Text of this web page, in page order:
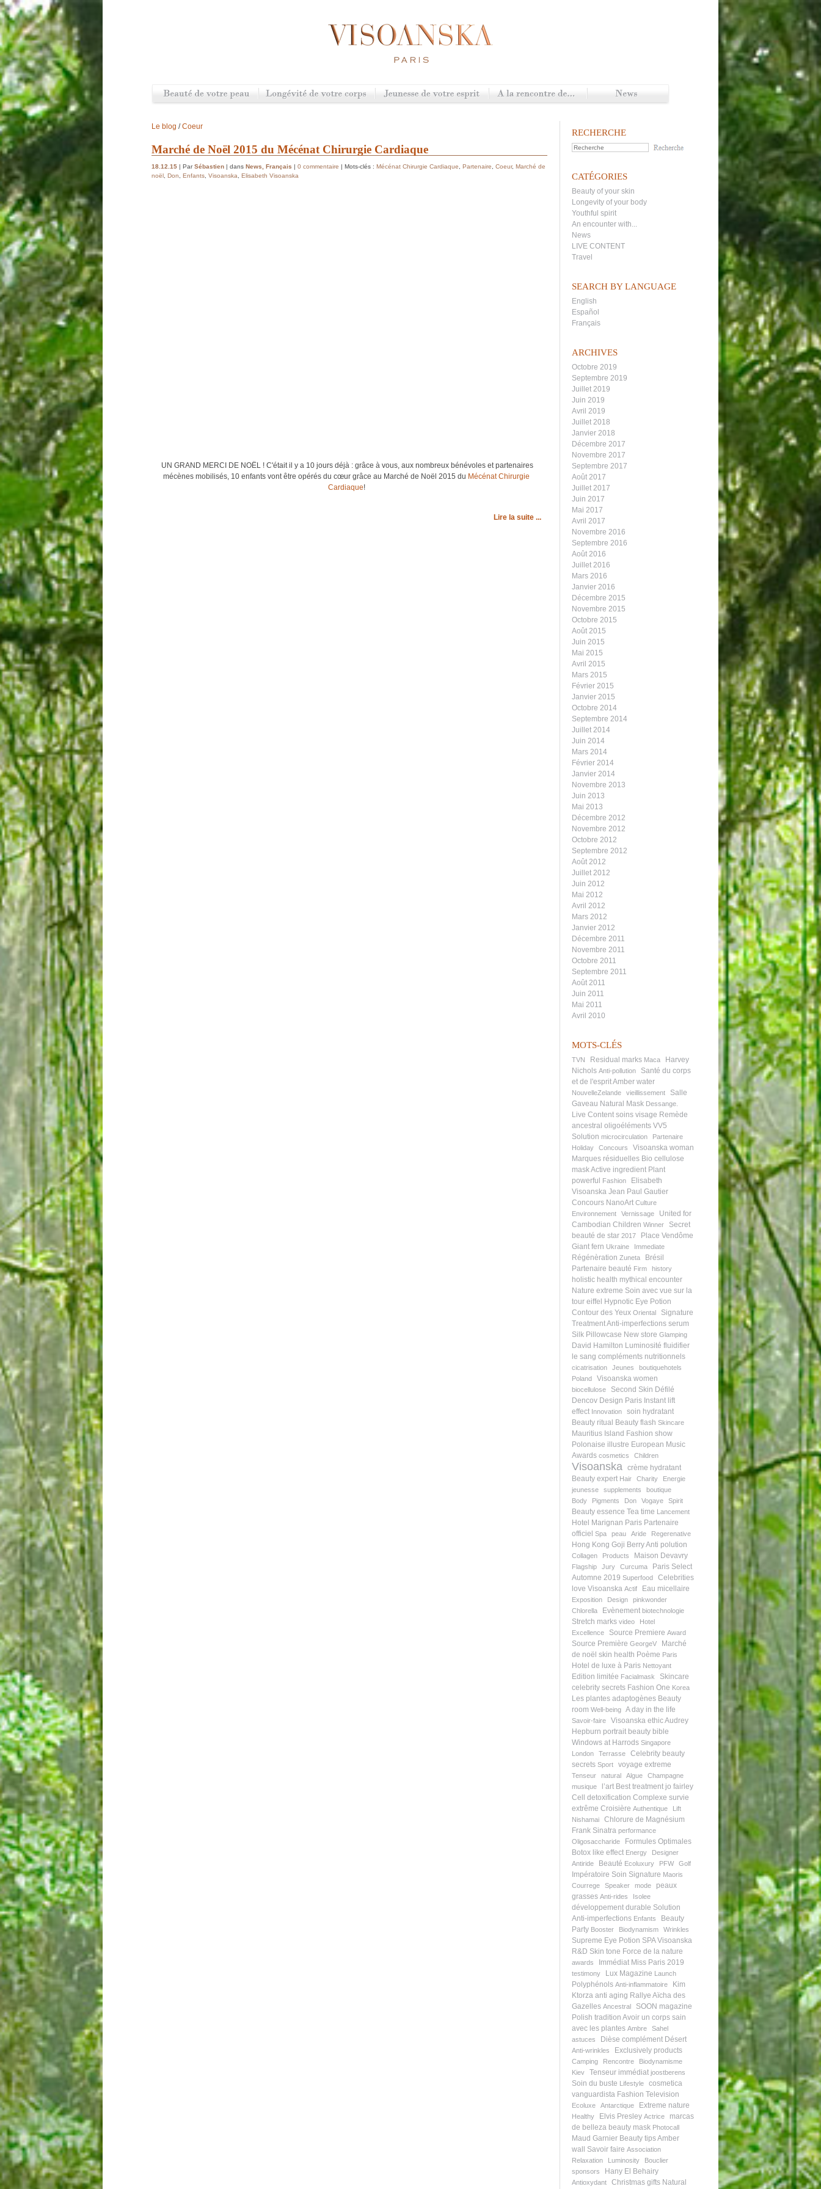
RECHERCHE
CATÉGORIES
Beauty of your skin
Longevity of your body
Youthful spirit
An encounter with...
News
LIVE CONTENT
Travel
SEARCH BY LANGUAGE
English
Español
Français
ARCHIVES
Octobre 2019
Septembre 2019
Juillet 2019
Juin 2019
Avril 2019
Juillet 2018
Janvier 2018
Décembre 2017
Novembre 2017
Septembre 2017
Août 2017
Juillet 2017
Juin 2017
Mai 2017
Avril 2017
Novembre 2016
Septembre 2016
Août 2016
Juillet 2016
Mars 2016
Janvier 2016
Décembre 2015
Novembre 2015
Octobre 2015
Août 2015
Juin 2015
Mai 2015
Avril 2015
Mars 2015
Février 2015
Janvier 2015
Octobre 2014
Septembre 2014
Juillet 2014
Juin 2014
Mars 2014
Février 2014
Janvier 2014
Novembre 2013
Juin 2013
Mai 2013
Décembre 2012
Novembre 2012
Octobre 2012
Septembre 2012
Août 2012
Juillet 2012
Juin 2012
Mai 2012
Avril 2012
Mars 2012
Janvier 2012
Décembre 2011
Novembre 2011
Octobre 2011
Septembre 2011
Août 2011
Juin 2011
Mai 2011
Avril 2010
MOTS-CLÉS
TVN Residual marks Maca
Harvey
Nichols Anti-pollution
Santé du corps
et de l'espritAmber water
NouvelleZelande vieillissement
Salle
Gaveau Natural Mask Dessange.
Live Content soins visage Remède
ancestral oligoéléments VV5
Solution microcirculation
Partenaire
Holiday
Concours
Visoanska woman
Marques résiduelles Bio cellulose
maskActive ingredient Plant
powerful
Fashion
Elisabeth
Visoanska Jean Paul Gautier
Concours NanoArt Culture
Environnement
Vernissage
United for
Cambodian Children Winner
Secret
beauté de star 2017
Place Vendôme
Giant fern Ukraine Immediate
Régénèration Zuneta
Brésil
Partenaire beauté Firm history
holistic health mythical encounter
Nature extreme Soin avec vue sur la
tour eiffel
Hypnotic Eye Potion
Contour des Yeux Oriental
Signature
TreatmentAnti-imperfections serum
Silk Pillowcase New store Glamping
David Hamilton Luminosité fluidifier
le sang compléments nutritionnels
cicatrisation Jeunes
boutiquehotels
Poland
Visoanska women
biocellulose Second Skin Défilé
Dencov Design Paris Instant lift
effect Innovation
soin hydratant
Beauty ritual Beauty flash Skincare
Mauritius Island Fashion show
Polonaise illustre European Music
Awards cosmetics Children
Visoanska crème hydratant
Beauty expert Hair Charity
Energie
jeunesse
supplements
boutique
Body
Pigments Don Vogaye Spirit
Beauty essence Tea time Lancement
Hotel Marignan Paris Partenaire
officiel Spa peau Aride Regerenative
Hong Kong Goji BerryAnti polution
Collagen Products Maison Devavry
Flagship Jury Curcuma
Paris Select
Automne 2019 Superfood
Celebrities
love Visoanska Actif Eau micellaire
Exposition Design
pinkwonder
Chlorella
Evènement biotechnologie
Stretch marks video
Hotel
Excellence
Source Premiere Award
Source Première GeorgeV
Marché
de noël skin health Poème Paris
Hotel de luxe à Paris Nettoyant
Edition limitée Facialmask
Skincare
celebrity secrets Fashion One Korea
Les plantes adaptogènes Beauty
room Well-being A day in the life
Savoir-faire Visoanska ethicAudrey
Hepburn portrait beauty bible
Windows at Harrods Singapore
London
Terrasse
Celebrity beauty
secrets Sport voyage extreme
Tenseur natural Algue
Champagne
musique
l’art Best treatment jo fairley
Cell detoxification Complexe survie
extrême Croisière Authentique
Lift
Nishamai
Chlorure de Magnésium
Frank Sinatra performance
Oligosaccharide
Formules Optimales
Botox like effect Energy
Designer
Antiride
Beauté Ecoluxury PFW Golf
Impératoire Soin Signature Maoris
Courrege
Speaker mode
peaux
grasses Anti-rides Isolee
développement durable Solution
Anti-imperfections Enfants
Beauty
Party Booster Biodynamism Wrinkles
Supreme Eye Potion SPA Visoanska
R&D Skin tone Force de la nature
awards Immédiat Miss Paris 2019
testimony Lux Magazine Launch
Polyphénols Anti-inflammatoire
Kim
Ktorza anti aging Rallye Aïcha des
Gazelles Ancestral
SOON magazine
Polish tradition Avoir un corps sain
avec les plantes Ambre
Sahel
astuces
Dièse complément Désert
Anti-wrinkles Exclusively products
Camping Rencontre
Biodynamisme
Kiev
Tenseur immédiat joostberens
Soin du buste Lifestyle
cosmetica
vanguardista Fashion Television
Ecoluxe Antarctique Extreme nature
Healthy Elvis Presley Actrice
marcas
de belleza beauty mask Photocall
Maud Garnier Beauty tipsAmber
wall
Savoir faire Association
Relaxation
Luminosity
Bouclier
sponsors
Hany El Behairy
Antioxydant Christmas gifts Natural
Le blog /Coeur
Marché de Noël 2015 du Mécénat Chirurgie Cardiaque
18.12.15 | ParSébastien | dans News, Français | 0 commentaire | Mots-clés : Mécénat Chirurgie Cardiaque, Partenaire, Coeur, Marché de
noël, Don, Enfants, Visoanska, Elisabeth Visoanska
UN GRAND MERCI DE NOËL ! C'était il y a 10 jours déjà : grâce à vous, aux nombreux bénévoles et partenaires
mécènes mobilisés, 10 enfants vont être opérés du cœur grâce au Marché de Noël 2015 du Mécénat Chirurgie
Cardiaque!
Lire la suite ...